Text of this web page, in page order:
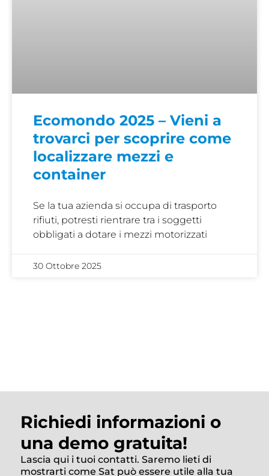
Ecomondo 2025 – Vieni a
trovarci per scoprire come
localizzare mezzi e
container
Se la tua azienda si occupa di trasporto
rifiuti, potresti rientrare tra i soggetti
obbligati a dotare i mezzi motorizzati
30 Ottobre 2025
Richiedi informazioni o
una demo gratuita!
Lascia qui i tuoi contatti. Saremo lieti di
mostrarti come Sat può essere utile alla tua